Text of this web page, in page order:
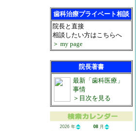
歯科治療プライベート相談
院長と直接
相談したい方はこちらへ
＞ my page
院長著書
最新「歯科医療」
事情
＞目次を見る
2026 年 08 月